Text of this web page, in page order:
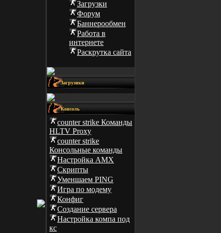
Загрузки
Форум
Баннерообмен
Работа в
интернете
Раскрутка сайта
Загрузики
Консоль
counter strike Команды
HLTV Proxy
counter strike
Консольные команды
Настройка AMX
Скрипты
Уменшаем PING
Игра по модему
Конфиг
Создание сервера
Настройка компа под
кс